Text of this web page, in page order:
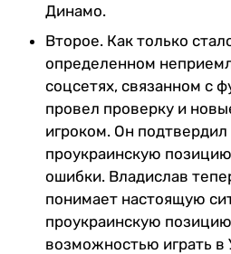
Динамо.
Второе. Как только
определенном
соцсетях, связанном с
провел проверку и
игроком. Он
проукраинскую
ошибки. Владислав
понимает настоящую
проукраинскую
возможностью играть в